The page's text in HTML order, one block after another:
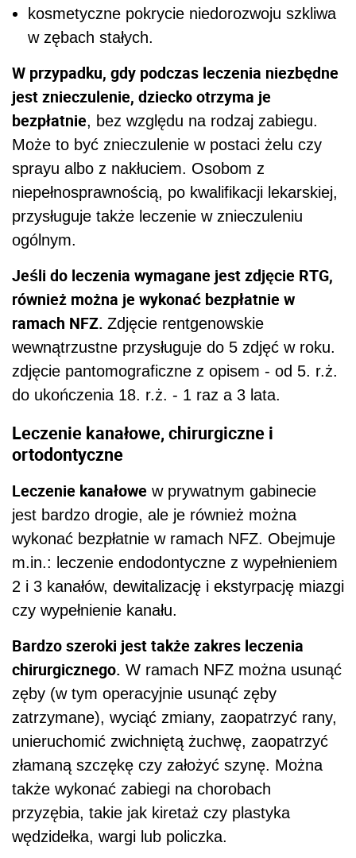
kosmetyczne pokrycie niedorozwoju szkliwa
w zębach stałych.
W przypadku, gdy podczas leczenia niezbędne
jest znieczulenie, dziecko otrzyma je
bezpłatnie, bez względu na rodzaj zabiegu.
Może to być znieczulenie w postaci żelu czy
sprayu albo z nakłuciem. Osobom z
niepełnosprawnością, po kwalifikacji lekarskiej,
przysługuje także leczenie w znieczuleniu
ogólnym.
Jeśli do leczenia wymagane jest zdjęcie RTG,
również można je wykonać bezpłatnie w
ramach NFZ. Zdjęcie rentgenowskie
wewnątrzustne przysługuje do 5 zdjęć w roku.
zdjęcie pantomograficzne z opisem - od 5. r.ż.
do ukończenia 18. r.ż. - 1 raz a 3 lata.
Leczenie kanałowe, chirurgiczne i
ortodontyczne
Leczenie kanałowe w prywatnym gabinecie
jest bardzo drogie, ale je również można
wykonać bezpłatnie w ramach NFZ. Obejmuje
m.in.: leczenie endodontyczne z wypełnieniem
2 i 3 kanałów, dewitalizację i ekstyrpację miazgi
czy wypełnienie kanału.
Bardzo szeroki jest także zakres leczenia
chirurgicznego. W ramach NFZ można usunąć
zęby (w tym operacyjnie usunąć zęby
zatrzymane), wyciąć zmiany, zaopatrzyć rany,
unieruchomić zwichniętą żuchwę, zaopatrzyć
złamaną szczękę czy założyć szynę. Można
także wykonać zabiegi na chorobach
przyzębia, takie jak kiretaż czy plastyka
wędzidełka, wargi lub policzka.